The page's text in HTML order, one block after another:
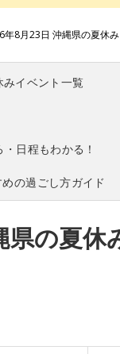
年8月23日 沖縄県の夏休み
イベント一覧
日程もわかる！
の過ごし方ガイド
県の夏休